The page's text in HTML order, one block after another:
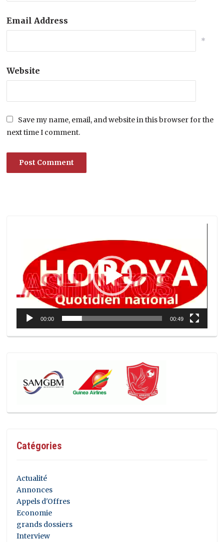
Email Address
*
Website
Save my name, email, and website in this browser for the
next time I comment.
00:00 00:49
Catégories
Actualité
Annonces
Appels d'Offres
Economie
grands dossiers
Interview